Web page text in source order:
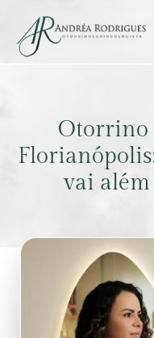
Otorrino
vai